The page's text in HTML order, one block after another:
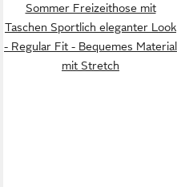
Sommer Freizeithose mit
Taschen Sportlich eleganter Look
- Regular Fit - Bequemes Material
mit Stretch